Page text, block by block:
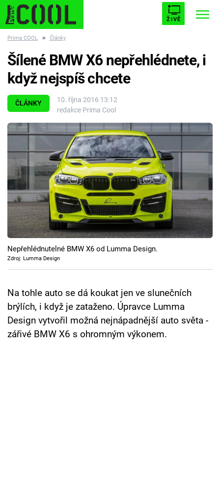
ŽIVĚ
ESCAPE PLNEJ KOTEL AVENGERS 5
Témata
Seriály
Hry
Cool Esport
Pořady
Sledujte prima+
Přihlášení
Prima COOL ■ Články
ČLÁNKY
10. října 2016 13:12
redakce Prima Cool
Šílené BMW X6 nepřehlédnete, i
když nejspíš chcete
Nepřehlédnutelné BMW X6 od Lumma Design.
Zdroj: Lumma Design
Na tohle auto se dá koukat jen ve slunečních
brýlích, i když je zataženo. Úpravce Lumma
Design vytvořil možná nejnápadnější auto světa -
zářivé BMW X6 s ohromným výkonem.